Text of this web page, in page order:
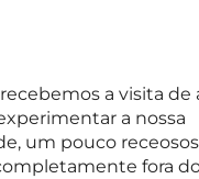
a visita de
a nossa
um pouco
fora